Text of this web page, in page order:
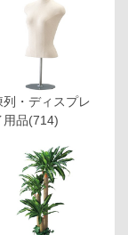
列・ディスプレ
用品(714)